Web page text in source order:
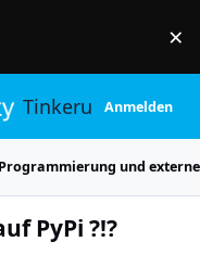
×
TinkerunityAnmelden
und
PyPi ?!?